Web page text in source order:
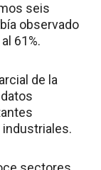
seis
observado
61%.
de la